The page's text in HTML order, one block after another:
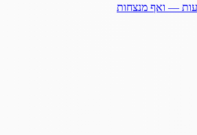
— ואף מנצחות